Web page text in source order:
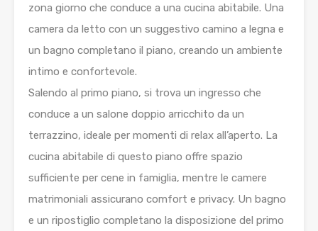
zona giorno che conduce a una cucina abitabile. Una
camera da letto con un suggestivo camino a legna e
un bagno completano il piano, creando un ambiente
intimo e confortevole.
Salendo al primo piano, si trova un ingresso che
conduce a un salone doppio arricchito da un
terrazzino, ideale per momenti di relax all’aperto. La
cucina abitabile di questo piano offre spazio
sufficiente per cene in famiglia, mentre le camere
matrimoniali assicurano comfort e privacy. Un bagno
e un ripostiglio completano la disposizione del primo